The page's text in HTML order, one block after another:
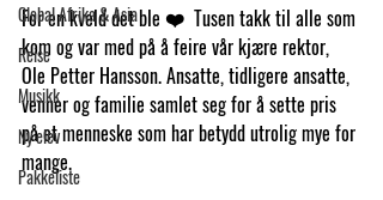
Global Afrika & Asia
Reise
Musikk
Ny elev
Pakkeliste
For en kveld det ble ❤️  Tusen takk til alle som
kom og var med på å feire vår kjære rektor,
Ole Petter Hansson. Ansatte, tidligere ansatte,
venner og familie samlet seg for å sette pris
på et menneske som har betydd utrolig mye for
mange.